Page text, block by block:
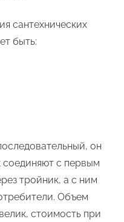
сантехнических
быть:
он
соединяют с первым
тройник, а с ним
Объем
стоимость при